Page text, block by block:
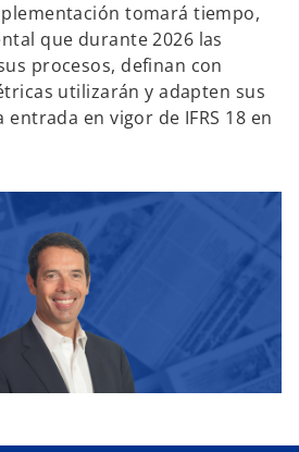
tomará tiempo,
que durante 2026 las
procesos, definan con
utilizarán y adapten sus
en vigor de IFRS 18 en